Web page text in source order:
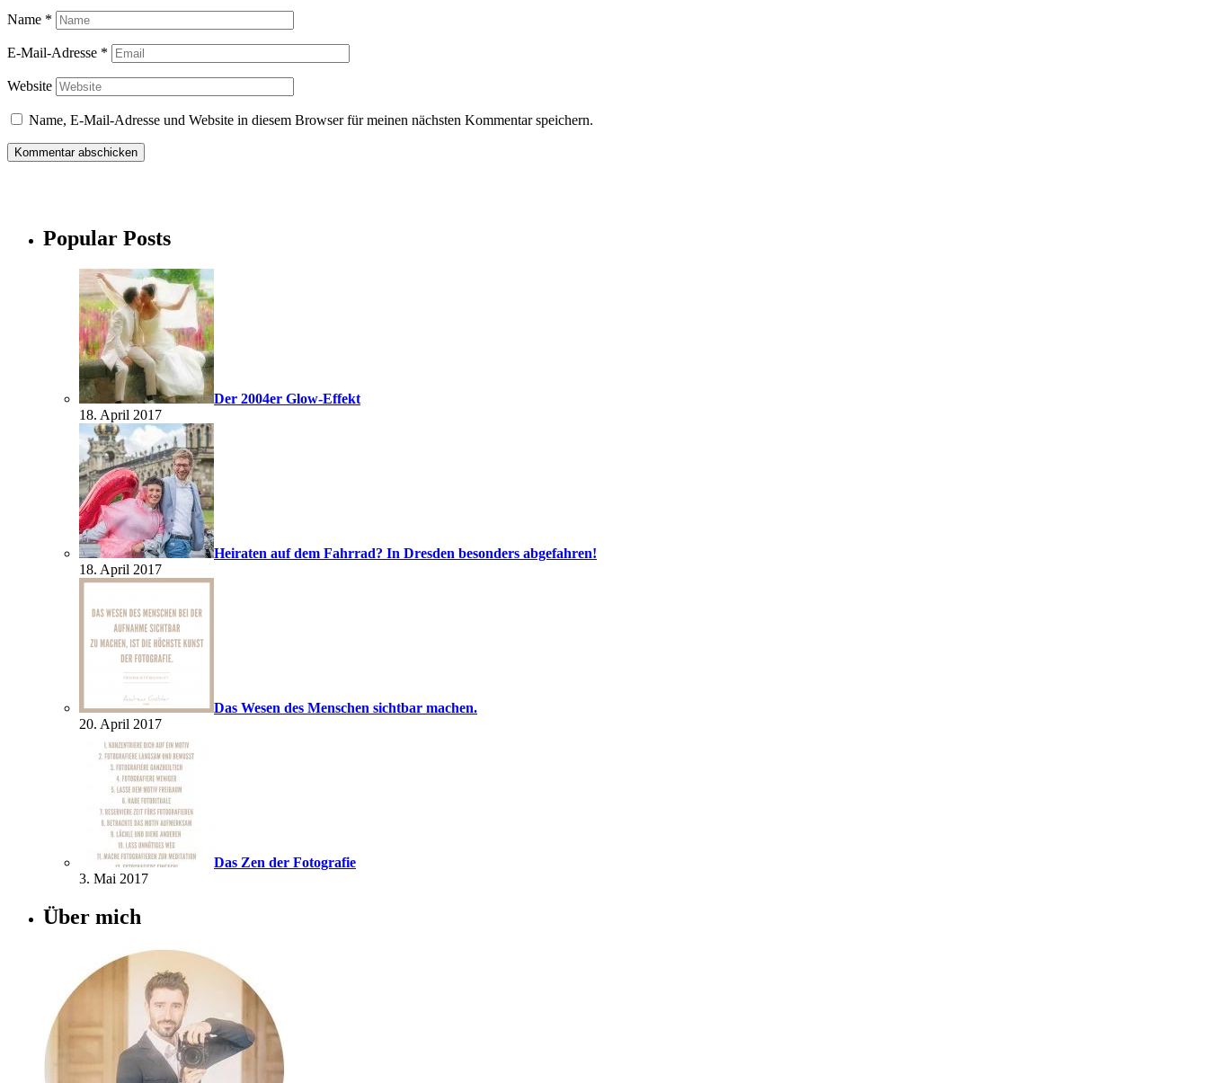
Name *
E-Mail-Adresse *
Website
Name, E-Mail-Adresse und Website in diesem Browser für meinen nächsten Kommentar speichern.
Popular Posts
Der 2004er Glow-Effekt
18. April 2017
Heiraten auf dem Fahrrad? In Dresden besonders abgefahren!
18. April 2017
Das Wesen des Menschen sichtbar machen.
20. April 2017
Das Zen der Fotografie
3. Mai 2017
Über mich